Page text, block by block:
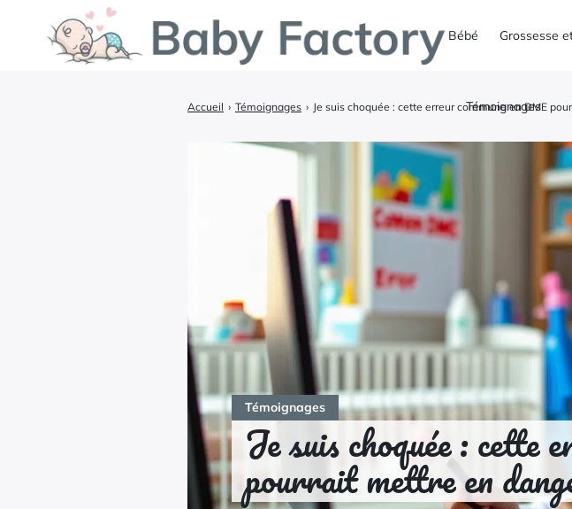
Témoignages
Je suis choquée :
pourrait mettre en
Accueil › Témoignages › Je suis choquée : cette erreur commune en DME
Bébé Grossesse
Témoignages